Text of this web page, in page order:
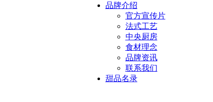
品牌介绍
官方宣传片
法式工艺
中央厨房
食材理念
品牌资讯
联系我们
甜品名录